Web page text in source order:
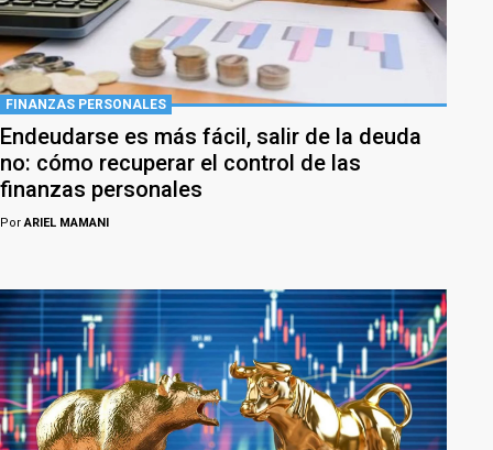
FINANZAS PERSONALES
Endeudarse es más fácil, salir de la deuda
no: cómo recuperar el control de las
finanzas personales
PorARIEL MAMANI